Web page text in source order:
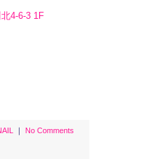
4-6-3 1F
｜ No Comments